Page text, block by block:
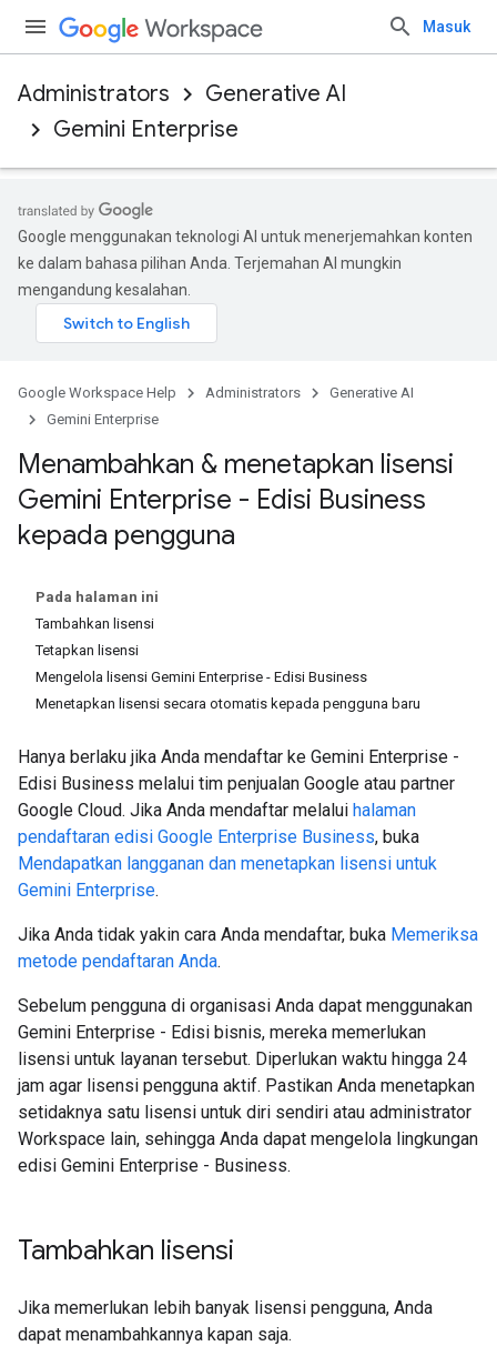
Masuk
Administrators
Generative AI
Gemini Enterprise
Google menggunakan teknologi AI untuk menerjemahkan konten
ke dalam bahasa pilihan Anda. Terjemahan AI mungkin
mengandung kesalahan.
Google Workspace Help Administrators
Generative AI
Gemini Enterprise
Menambahkan & menetapkan lisensi
Gemini Enterprise - Edisi Business
kepada pengguna
Pada halaman ini
Tambahkan lisensi
Tetapkan lisensi
Mengelola lisensi Gemini Enterprise - Edisi Business
Menetapkan lisensi secara otomatis kepada pengguna baru
Hanya berlaku jika Anda mendaftar ke Gemini Enterprise -
Edisi Business melalui tim penjualan Google atau partner
Google Cloud. Jika Anda mendaftar melalui halaman
pendaftaran edisi Google Enterprise Business, buka
Mendapatkan langganan dan menetapkan lisensi untuk
Gemini Enterprise.
Jika Anda tidak yakin cara Anda mendaftar, buka Memeriksa
metode pendaftaran Anda.
Sebelum pengguna di organisasi Anda dapat menggunakan
Gemini Enterprise - Edisi bisnis, mereka memerlukan
lisensi untuk layanan tersebut. Diperlukan waktu hingga 24
jam agar lisensi pengguna aktif. Pastikan Anda menetapkan
setidaknya satu lisensi untuk diri sendiri atau administrator
Workspace lain, sehingga Anda dapat mengelola lingkungan
edisi Gemini Enterprise - Business.
Tambahkan lisensi
Jika memerlukan lebih banyak lisensi pengguna, Anda
dapat menambahkannya kapan saja.